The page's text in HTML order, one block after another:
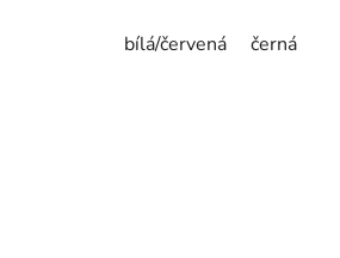
bílá/červená černá